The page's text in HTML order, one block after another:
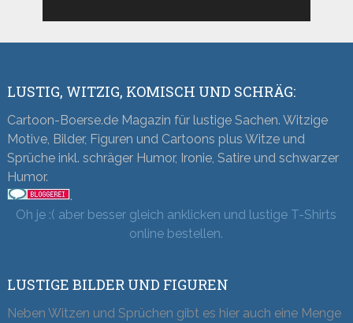
LUSTIG, WITZIG, KOMISCH UND SCHRÄG:
Cartoon-Boerse.de Magazin für lustige Sachen. Witzige
Motive, Bilder, Figuren und Cartoons plus Witze und
Sprüche inkl. schräger Humor, Ironie, Satire und schwarzer
Humor.
.
Oh je :( aber besser gleich anklicken und lustige T-Shirts
online bestellen.
LUSTIGE BILDER UND FIGUREN
Neben Witzen und Sprüchen gibt es hier auch eine Menge